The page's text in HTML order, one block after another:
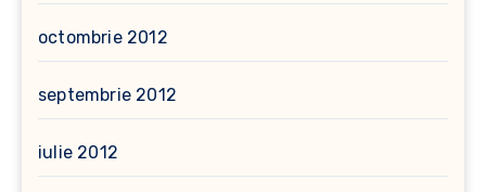
octombrie 2012
septembrie 2012
iulie 2012